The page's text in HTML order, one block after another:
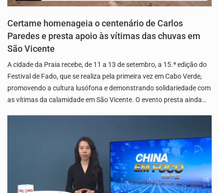
Certame homenageia o centenário de Carlos
Paredes e presta apoio às vítimas das chuvas em
São Vicente
A cidade da Praia recebe, de 11 a 13 de setembro, a 15.ª edição do
Festival de Fado, que se realiza pela primeira vez em Cabo Verde,
promovendo a cultura lusófona e demonstrando solidariedade com
as vítimas da calamidade em São Vicente. O evento presta ainda…